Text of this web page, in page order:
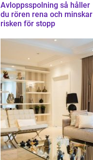
Avloppsspolning så håller
du rören rena och minskar
risken för stopp